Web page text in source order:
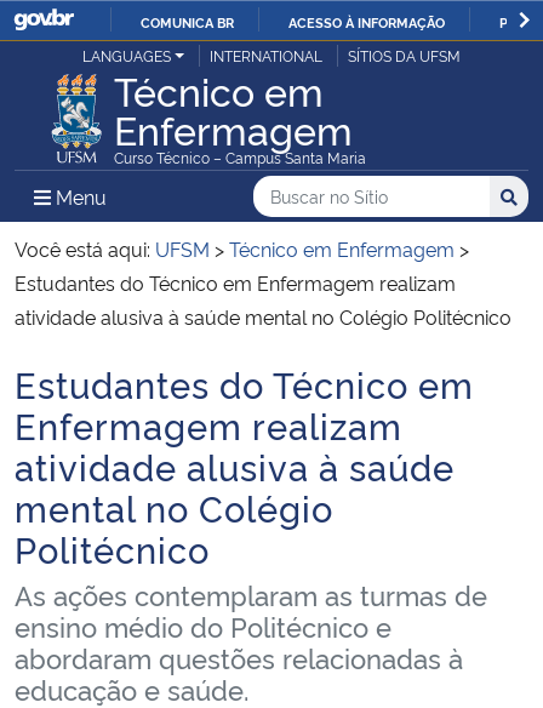
IR
PARA
O
CONTEÚDO
COMUNICA BR ACESSO À INFORMAÇÃO
Ministério da Justiça e Segurança Pública
Ministério da Defesa
Ministério das Relações Exteriores
Ministério da Economia
Ministério da Infraestrutura
Ministério da Agricultura, Pecuária e Abastecimento
Ministério da Educação
Ministério da Cidadania
Ministério da Saúde
Ministério de Minas e Energia
LANGUAGES INTERNATIONAL SÍTIOS DA UFSM
Técnico em
Enfermagem
Curso Técnico – Campus Santa Maria
Menu Menu Principal do Sítio
Busca
Buscar no no Sítio
Busca:
Você está aqui: UFSM >Técnico em Enfermagem >
Estudantes do Técnico em Enfermagem realizam
atividade alusiva à saúde mental no Colégio Politécnico
Início do conteúdo
Estudantes do Técnico em
Enfermagem realizam
atividade alusiva à saúde
mental no Colégio
Politécnico
As ações contemplaram as turmas de
ensino médio do Politécnico e
abordaram questões relacionadas à
educação e saúde.